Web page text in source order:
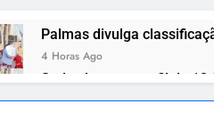
Palmas divulga
4 Horas Ago
Sedes levanta perfil de
4 Horas Ago